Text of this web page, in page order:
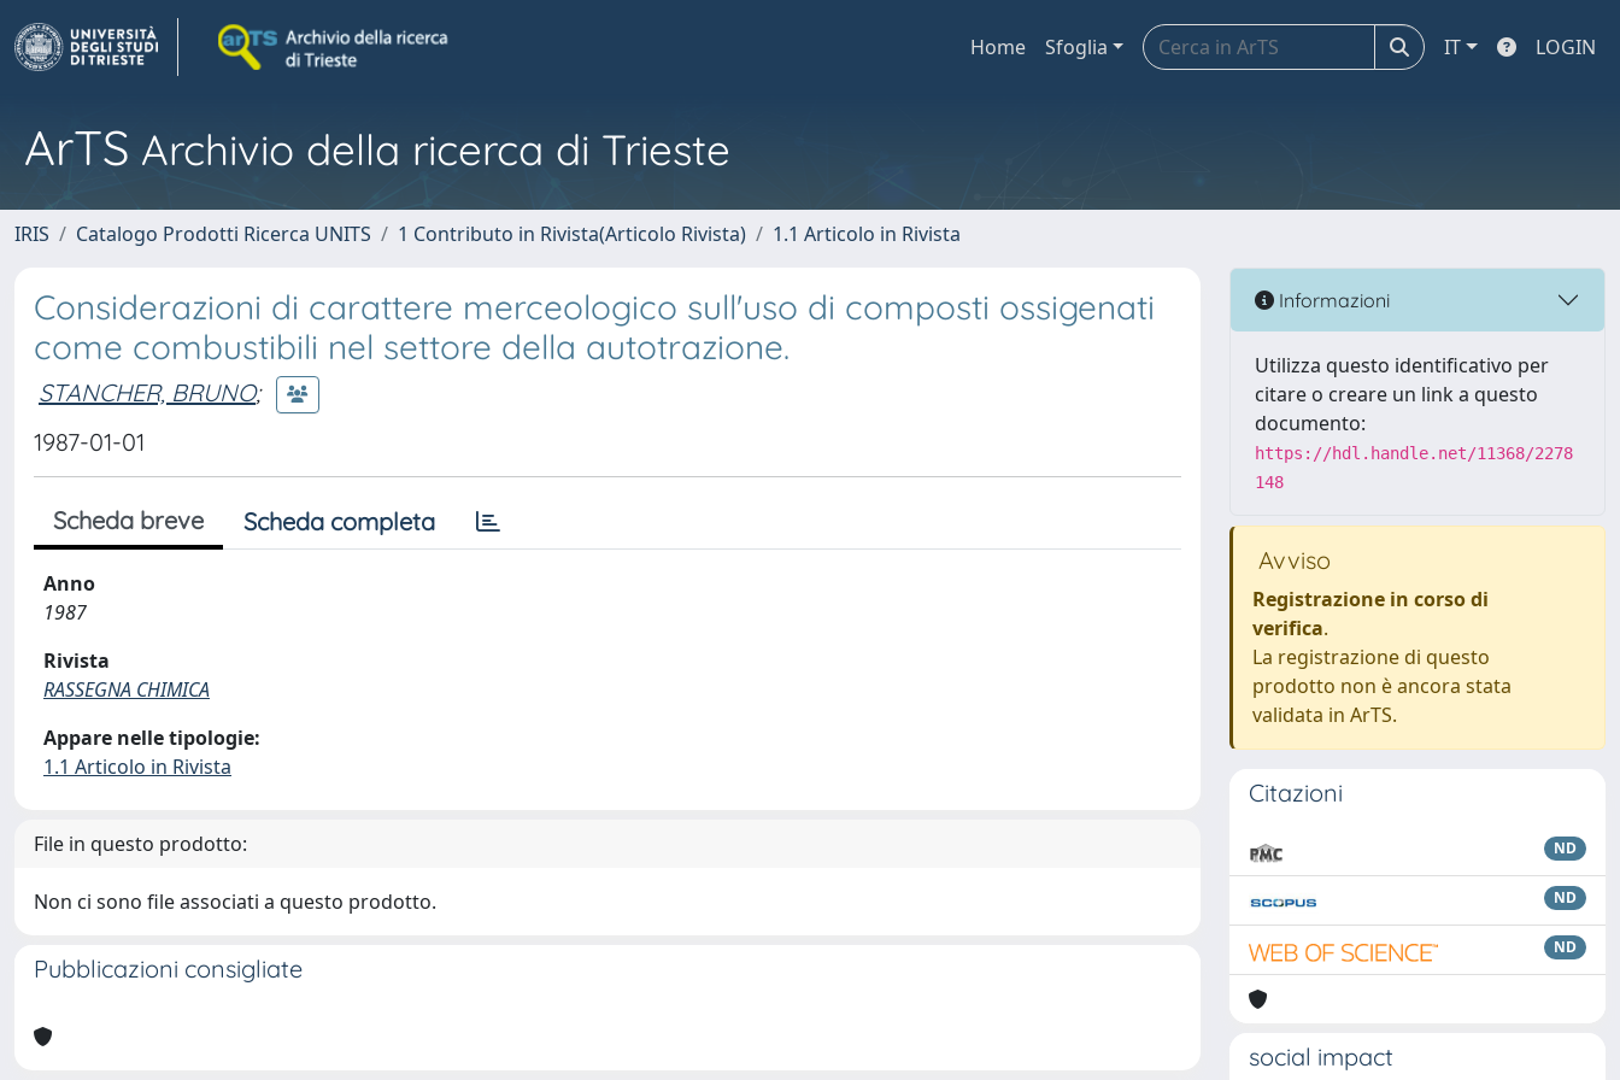
Home Sfoglia IT LOGIN
ArTS Archivio della ricerca di Trieste
IRIS Catalogo Prodotti Ricerca UNITS 1 Contributo in Rivista(Articolo Rivista) 1.1 Articolo in Rivista
Considerazioni di carattere merceologico sull'uso di composti ossigenati
come combustibili nel settore della autotrazione.
STANCHER, BRUNO;
1987-01-01
Scheda breve Scheda completa
Anno
1987
Rivista
RASSEGNA CHIMICA
Appare nelle tipologie:
1.1 Articolo in Rivista
File in questo prodotto:
Non ci sono file associati a questo prodotto.
Pubblicazioni consigliate
Informazioni
Utilizza questo identificativo per
citare o creare un link a questo
documento:
https://hdl.handle.net/11368/2278
148
Avviso
Registrazione in corso di
verifica.
La registrazione di questo
prodotto non è ancora stata
validata in ArTS.
Citazioni
ND
ND
ND
social impact